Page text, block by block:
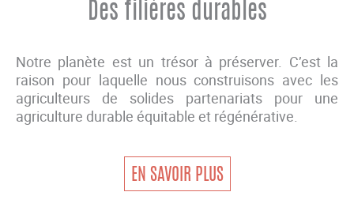
Des filières durables
Notre planète est un trésor à préserver. C’est la
raison pour laquelle nous construisons avec les
agriculteurs de solides partenariats pour une
agriculture durable équitable et régénérative.
EN SAVOIR PLUS